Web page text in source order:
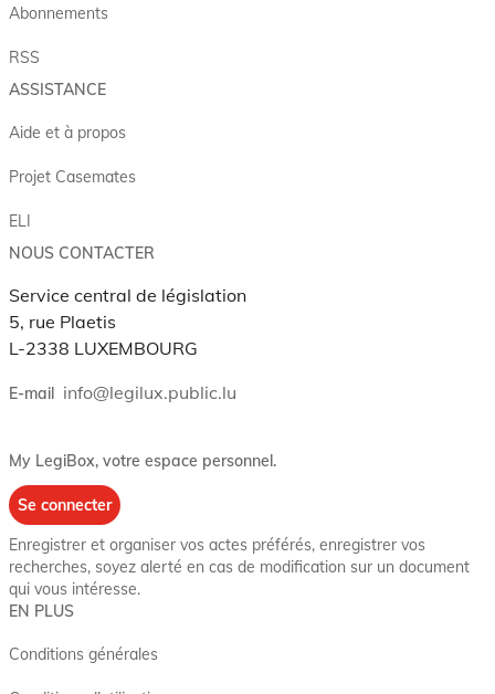
Abonnements
RSS
ASSISTANCE
Aide et à propos
Projet Casemates
ELI
NOUS CONTACTER
Service central de législation
5, rue Plaetis
L-2338 LUXEMBOURG
E-mail info@legilux.public.lu
My LegiBox, votre espace personnel.
Se connecter
Enregistrer et organiser vos actes préférés, enregistrer vos
recherches, soyez alerté en cas de modification sur un document
qui vous intéresse.
EN PLUS
Conditions générales